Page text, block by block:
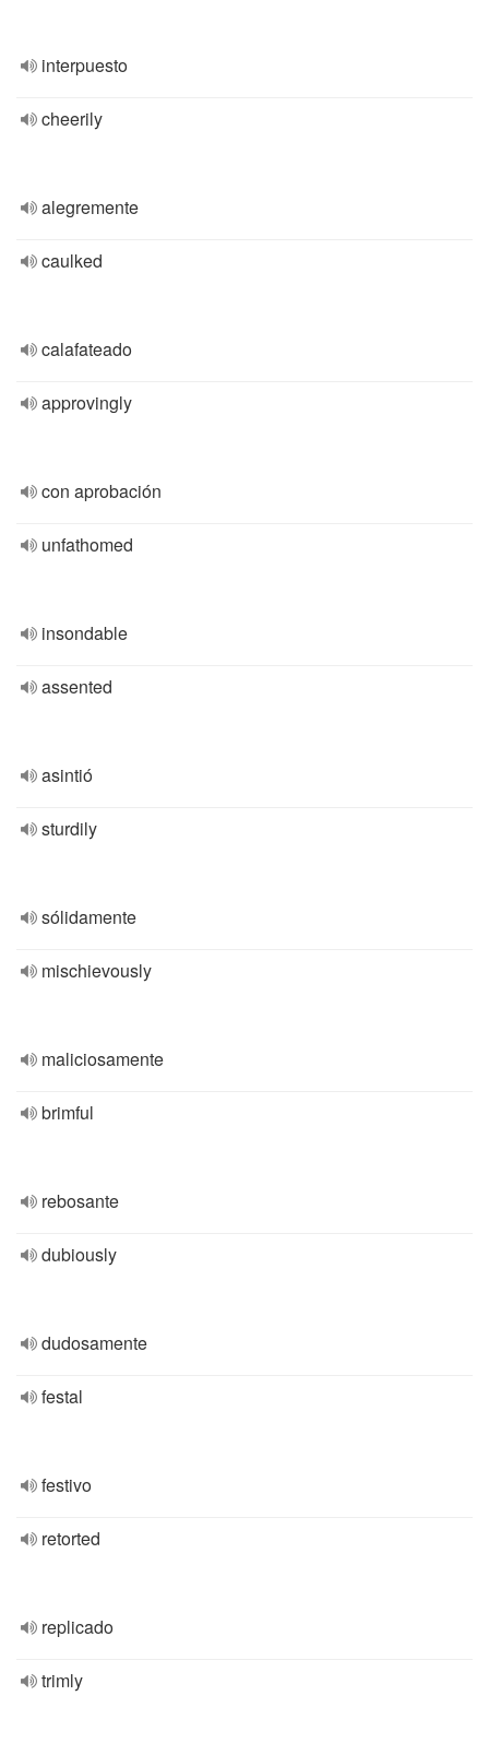
interpuesto
cheerily
alegremente
caulked
calafateado
approvingly
con aprobación
unfathomed
insondable
assented
asintió
sturdily
sólidamente
mischievously
maliciosamente
brimful
rebosante
dubiously
dudosamente
festal
festivo
retorted
replicado
trimly